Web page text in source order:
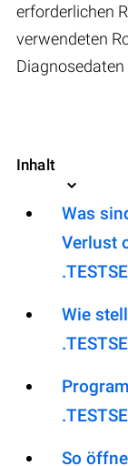
erforderlichen
verwendeten
Diagnosedaten
Inhalt
Was
Verlust
Wie
So